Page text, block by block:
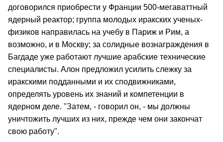
договорился приобрести у Франции 500-мегаваттный
ядерный реактор; группа молодых иракских ученых-
физиков направилась на учебу в Париж и Рим, а
возможно, и в Москву; за солидные вознаграждения в
Багдаде уже работают лучшие арабские технические
специалисты. Алон предложил усилить слежку за
иракскими подданными и их сподвижниками,
определять уровень их знаний и компетенции в
ядерном деле. "Затем, - говорил он, - мы должны
уничтожить лучших из них, прежде чем они закончат
свою работу".